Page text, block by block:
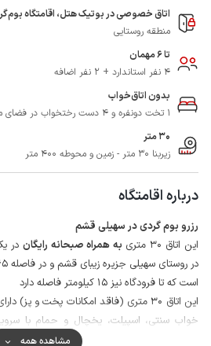
اتاق خصوصی در بوتیک هتل، اقامتگاه
منطقه روستایی
تا 6 مهمان
4 نفر استاندارد + 2 نفر اضافه
بدون اتاق‌خواب
1 تخت دونفره و 4 دست رختخواب در فضای مشترک
30 متر
زیربنا 30 متر - زمین و محوطه 400 متر
درباره اقامتگاه
رزرو بوم گردی در سهیلی قشم
این اتاق 30 متری
به همراه صبحانه رایگان
است که تا فرودگاه نیز 15 کیلومتر فاصله دارد
این اتاق 30 متری (فاقد امکانات پخت و
خواب سنتی، اسپیلت، یخچال و حمام با
سرویس ایرانی در حیاط قرار دارد.مشاهده همه